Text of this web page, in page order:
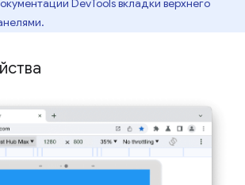
DevTools вкладки верхнего